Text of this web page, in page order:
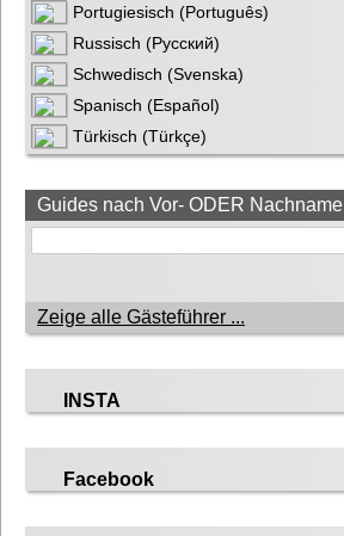
Portugiesisch (Português)
Russisch (Русский)
Schwedisch (Svenska)
Spanisch (Español)
Türkisch (Türkçe)
Guides nach Vor- ODER Nachname
Zeige alle Gästeführer ...
INSTA
Facebook